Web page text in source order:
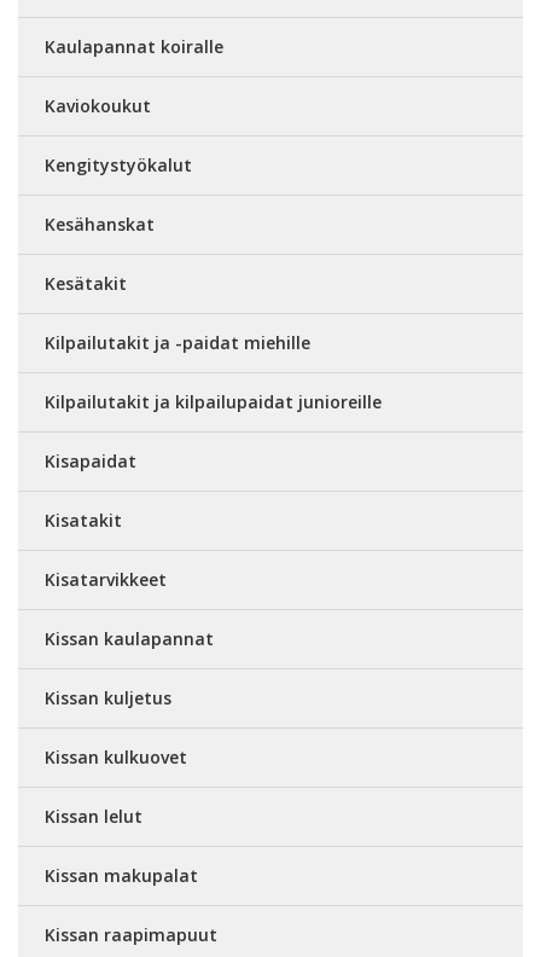
Kaulapannat koiralle
Kaviokoukut
Kengitystyökalut
Kesähanskat
Kesätakit
Kilpailutakit ja -paidat miehille
Kilpailutakit ja kilpailupaidat junioreille
Kisapaidat
Kisatakit
Kisatarvikkeet
Kissan kaulapannat
Kissan kuljetus
Kissan kulkuovet
Kissan lelut
Kissan makupalat
Kissan raapimapuut